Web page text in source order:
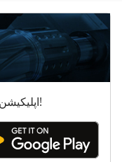
اپلیکیشن شماره ۱ برای ماشین‌آلات دست دوم!